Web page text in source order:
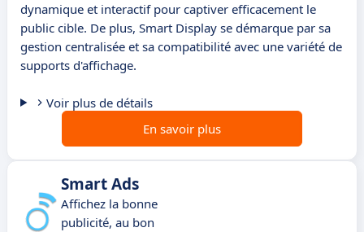
dynamique et interactif pour captiver efficacement le
public cible. De plus, Smart Display se démarque par sa
gestion centralisée et sa compatibilité avec une variété de
supports d'affichage.
Voir plus de détails
En savoir plus
Smart Ads
Affichez la bonne
publicité, au bon